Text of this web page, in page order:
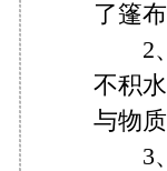
了篷
2、
不积
与物
3、